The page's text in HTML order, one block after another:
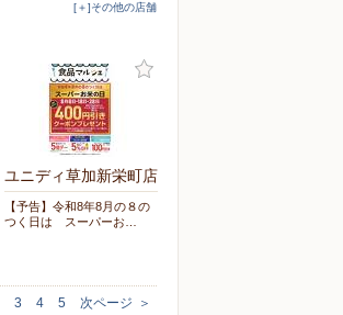
[＋]その他の店舗
ユニディ草加新栄町店
【予告】令和8年8月の８の
つく日は スーパーお…
3 4 5 次ページ ＞